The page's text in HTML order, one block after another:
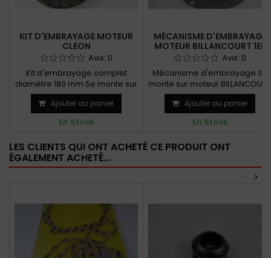
KIT D'EMBRAYAGE MOTEUR
CLEON
Avis: 0
Kit d'embrayage complet
diamètre 180 mm Se monte sur
moteur CLEON. Rappel :...
Ajouter au panier
En Stock
MÉCANISME D'EMBRAYAGE
MOTEUR BILLANCOURT 1ER
MODÈLEAvis: 0
Mécanisme d'embrayage Se
monte sur moteur BILLANCOURT
1er modèle Rappel se...
Ajouter au panier
En Stock
LES CLIENTS QUI ONT ACHETÉ CE PRODUIT ONT
ÉGALEMENT ACHETÉ...
>